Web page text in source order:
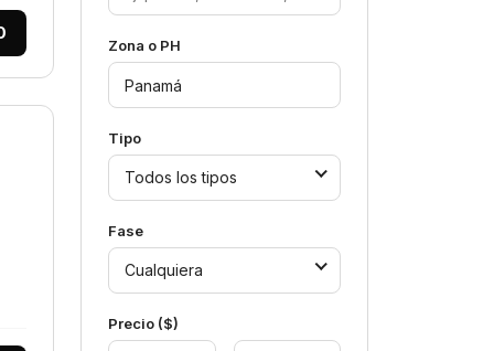
Zona o PH
Tipo
Todos los tipos
Fase
Cualquiera
Precio ($)